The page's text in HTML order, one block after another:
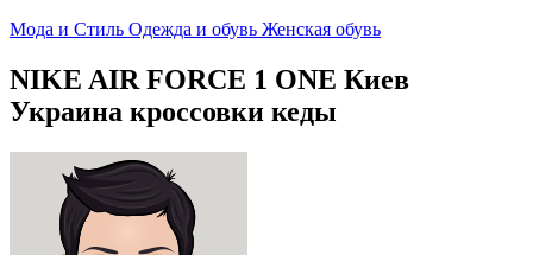
Мода и Стиль Одежда и обувь Женская обувь
NIKE AIR FORCE 1 ONE Киев
Украина кроссовки кеды